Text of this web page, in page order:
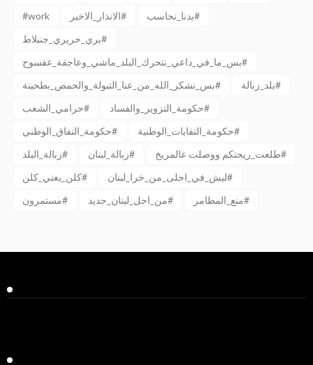
#work
الانذار_الاخير#
بدنا_نحاسب#
بري_حريري_جنبلاط#
بس_ما_في_داعي_نتحرك_البلد_ماشي_وعاجقة_عفسوح#
بس_نشكر_الله_من_عنا_التبولة_والحمص_بطحينة#
بلد_زبالة#
حرامي_الشعب#
حكومة_التزوير_والفساد#
حكومة_النفاق_الوطني#
حكومة_النفايات_الوطنية#
زبالة_البلد#
زبالة_لبنان#
طلعت_ريحتكم ووصلت عالمريخ#
كلن_يعني_كلن#
ليش_في_احلى_من_خرا_لبنان#
مستمرون#
من_اجل_لبنان_جديد# منع_المطامر#